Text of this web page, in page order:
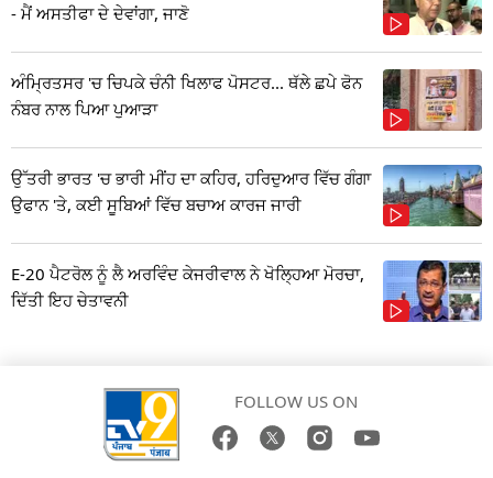
- ਮੈਂ ਅਸਤੀਫਾ ਦੇ ਦੇਵਾਂਗਾ, ਜਾਣੋ
ਅੰਮ੍ਰਿਤਸਰ 'ਚ ਚਿਪਕੇ ਚੰਨੀ ਖਿਲਾਫ ਪੋਸਟਰ... ਥੱਲੇ ਛਪੇ ਫੋਨ
ਨੰਬਰ ਨਾਲ ਪਿਆ ਪੁਆੜਾ
ਉੱਤਰੀ ਭਾਰਤ 'ਚ ਭਾਰੀ ਮੀਂਹ ਦਾ ਕਹਿਰ, ਹਰਿਦੁਆਰ ਵਿੱਚ ਗੰਗਾ
ਉਫਾਨ 'ਤੇ, ਕਈ ਸੂਬਿਆਂ ਵਿੱਚ ਬਚਾਅ ਕਾਰਜ ਜਾਰੀ
E-20 ਪੈਟਰੋਲ ਨੂੰ ਲੈ ਅਰਵਿੰਦ ਕੇਜਰੀਵਾਲ ਨੇ ਖੋਲ੍ਹਿਆ ਮੋਰਚਾ,
ਦਿੱਤੀ ਇਹ ਚੇਤਾਵਨੀ
FOLLOW US ON